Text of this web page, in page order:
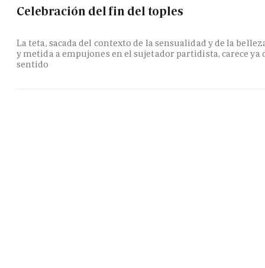
Celebración del fin del toples
La teta, sacada del contexto de la sensualidad y de la
y metida a empujones en el sujetador partidista, carece ya
sentido